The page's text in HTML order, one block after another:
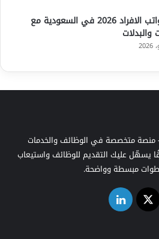
سلم رواتب الافراد 2026 في السعودية مع
والبدلات
متخصصة في الوظائف والخدمات
يسهّل عليك التقديم للوظائف واستيعاب
مبسطة وواضحة.
‫X لينكدإن